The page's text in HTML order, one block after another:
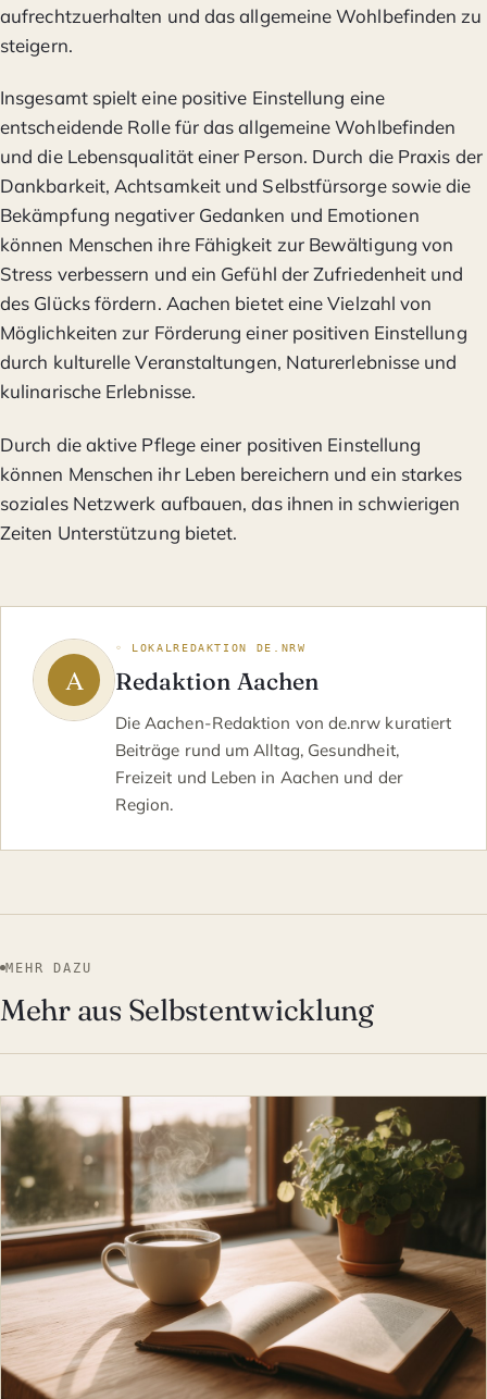
aufrechtzuerhalten und das allgemeine Wohlbefinden zu
steigern.
Insgesamt spielt eine positive Einstellung eine
entscheidende Rolle für das allgemeine Wohlbefinden
und die Lebensqualität einer Person. Durch die Praxis der
Dankbarkeit, Achtsamkeit und Selbstfürsorge sowie die
Bekämpfung negativer Gedanken und Emotionen
können Menschen ihre Fähigkeit zur Bewältigung von
Stress verbessern und ein Gefühl der Zufriedenheit und
des Glücks fördern. Aachen bietet eine Vielzahl von
Möglichkeiten zur Förderung einer positiven Einstellung
durch kulturelle Veranstaltungen, Naturerlebnisse und
kulinarische Erlebnisse.
Durch die aktive Pflege einer positiven Einstellung
können Menschen ihr Leben bereichern und ein starkes
soziales Netzwerk aufbauen, das ihnen in schwierigen
Zeiten Unterstützung bietet.
◦ LOKALREDAKTION DE.NRW
Redaktion Aachen
Die Aachen-Redaktion von de.nrw kuratiert
Beiträge rund um Alltag, Gesundheit,
Freizeit und Leben in Aachen und der
Region.
MEHR DAZU
Mehr aus Selbstentwicklung
SELBSTENTWICKLUNG